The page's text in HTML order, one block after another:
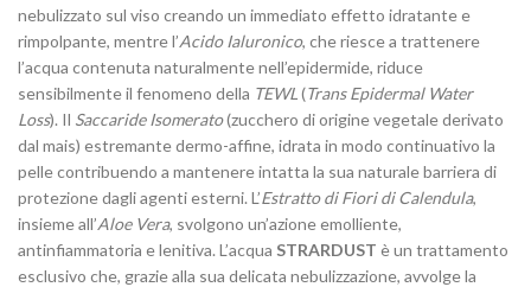
nebulizzato sul viso creando un immediato effetto idratante e
rimpolpante, mentre l’Acido Ialuronico, che riesce a trattenere
l’acqua contenuta naturalmente nell’epidermide, riduce
sensibilmente il fenomeno della TEWL (Trans Epidermal Water
Loss). Il Saccaride Isomerato(zucchero di origine vegetale derivato
dal mais) estremante dermo-affine, idrata in modo continuativo la
pelle contribuendo a mantenere intatta la sua naturale barriera di
protezione dagli agenti esterni. L’Estratto di Fiori di Calendula,
insieme all’Aloe Vera, svolgono un’azione emolliente,
antinfiammatoria e lenitiva. L’acqua STRARDUST è un trattamento
esclusivo che, grazie alla sua delicata nebulizzazione, avvolge la